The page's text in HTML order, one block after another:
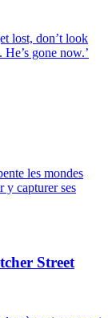
lost, don’t look
gone now.’
les mondes
y capturer ses
Street